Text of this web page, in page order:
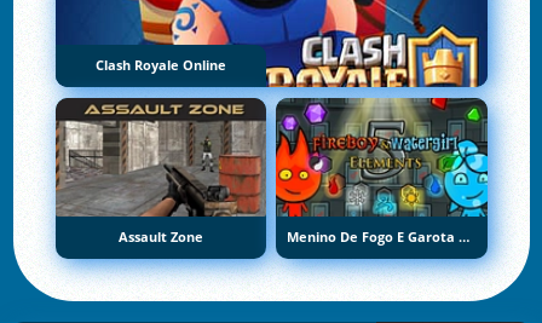
Clash Royale Online
Assault Zone Menino De Fogo E Garota De Água 5: Elementos